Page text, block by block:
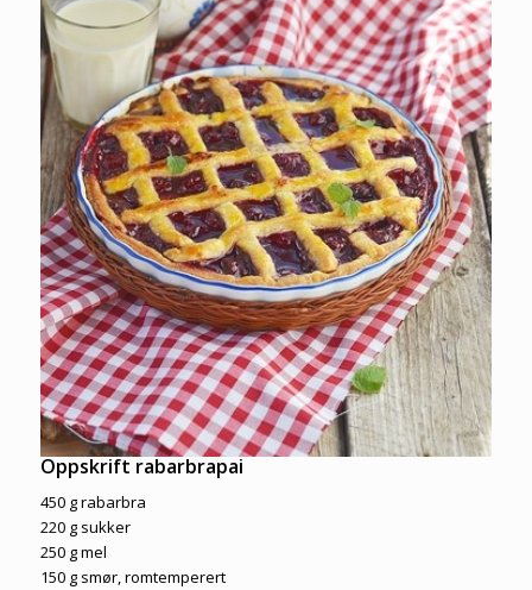
Oppskrift rabarbrapai
450 g rabarbra
220 g sukker
250 g mel
150 g smør, romtemperert